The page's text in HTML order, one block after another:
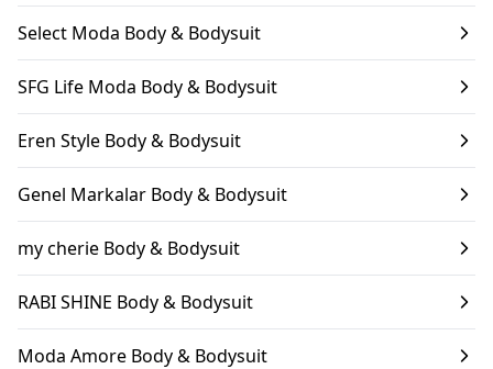
Select Moda Body & Bodysuit
SFG Life Moda Body & Bodysuit
Eren Style Body & Bodysuit
Genel Markalar Body & Bodysuit
my cherie Body & Bodysuit
RABI SHINE Body & Bodysuit
Moda Amore Body & Bodysuit